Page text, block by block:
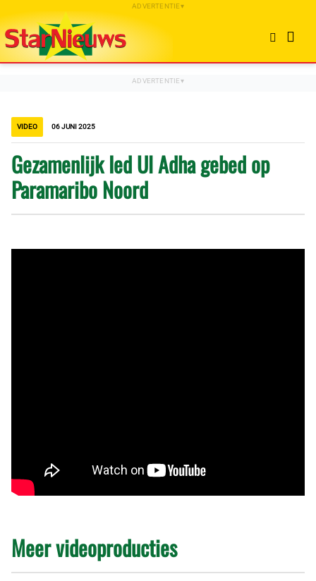
VIDEO 06 JUNI 2025
Gezamenlijk Ied Ul Adha gebed op
Paramaribo Noord
Meer videoproducties